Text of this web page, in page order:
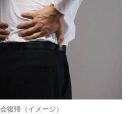
復帰（イメージ）